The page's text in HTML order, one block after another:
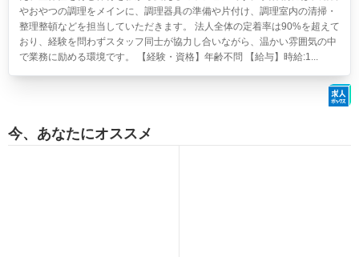
やおやつの調理をメインに、調理器具の準備や片付け、調理室内の清掃・
整理整頓などを担当していただきます。 法人全体の定着率は90%を超えて
おり、経験を問わずスタッフ同士が協力し合いながら、温かい雰囲気の中
で業務に励める環境です。 【経験・資格】年齢不問 【給与】時給:1...
今、あなたにオススメ